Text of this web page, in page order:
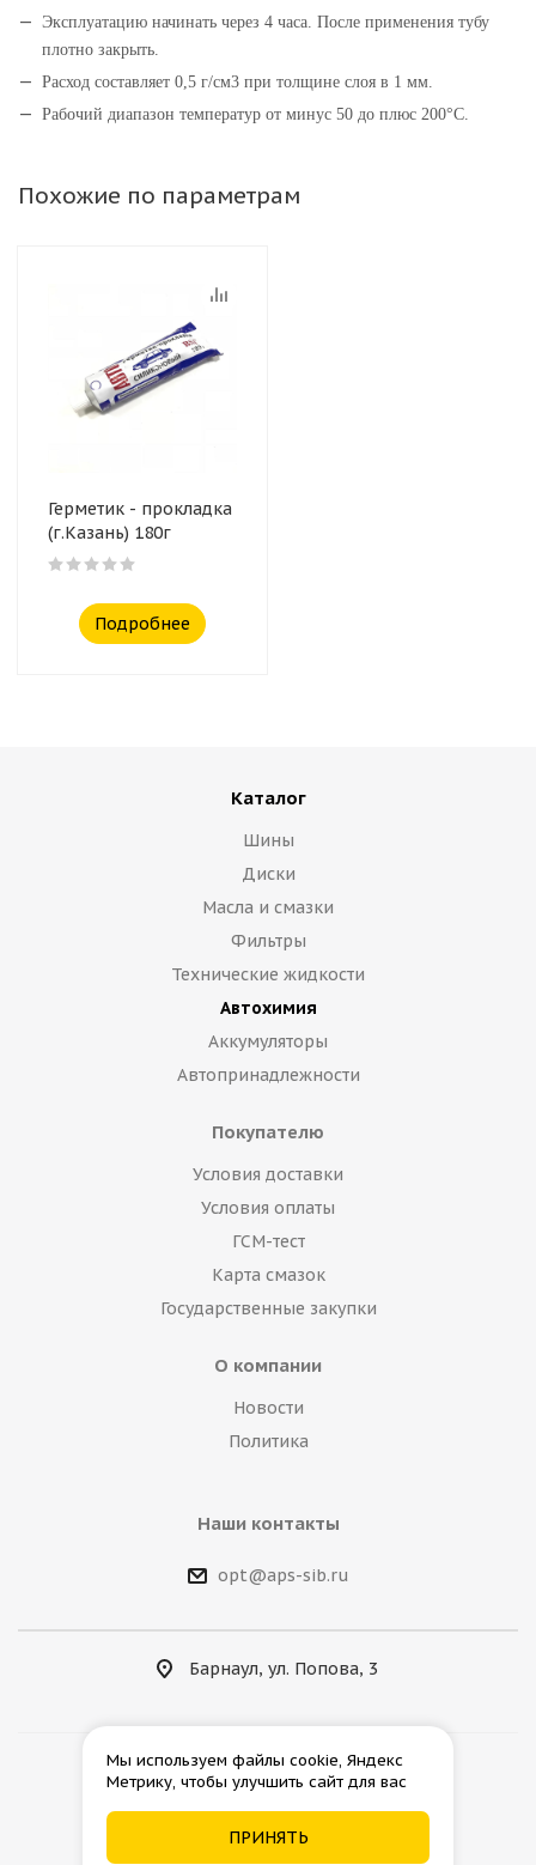
Эксплуатацию начинать через 4 часа. После применения тубу
плотно закрыть.
Расход составляет 0,5 г/см3 при толщине слоя в 1 мм.
Рабочий диапазон температур от минус 50 до плюс 200°C.
Похожие по параметрам
Герметик - прокладка
(г.Казань) 180г
Подробнее
Каталог
Шины
Диски
Масла и смазки
Фильтры
Технические жидкости
Автохимия
Аккумуляторы
Автопринадлежности
Покупателю
Условия доставки
Условия оплаты
ГСМ-тест
Карта смазок
Государственные закупки
О компании
Новости
Политика
Наши контакты
opt@aps-sib.ru
Барнаул, ул. Попова, 3
2026 © АгроПромСнаб
Мы используем файлы cookie, Яндекс
Метрику, чтобы улучшить сайт для вас
ПРИНЯТЬ